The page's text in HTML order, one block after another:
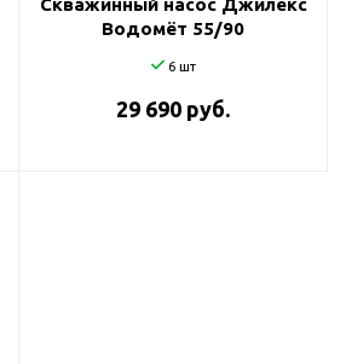
Скважинный насос Джилекс
Водомёт 55/90
6 шт
29 690 руб.